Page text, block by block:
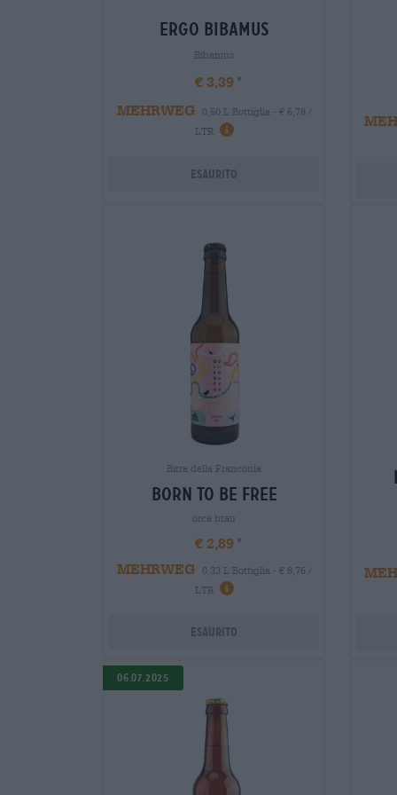
ergo bibamus
Bibamus
€ 3,39
MEHRWEG
0,50 L Bottiglia - € 6,78 /
LTR
Esaurito
Birra della Franconia
born to be free
orca brau
€ 2,89
MEHRWEG
0,33 L Bottiglia - € 8,76 /
LTR
Esaurito
06.07.2025